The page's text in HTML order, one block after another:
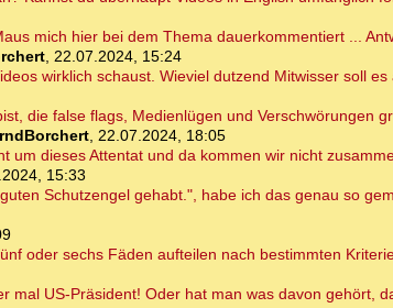
mich hier bei dem Thema dauerkommentiert ...
, 22.07.2024, 15:24
wirklich schaust. Wieviel dutzend Mitwisser soll
die false flags, Medienlügen und Verschwörungen
, 22.07.2024, 18:05
um dieses Attentat und da kommen wir nicht
15:33
Schutzengel gehabt.", habe ich das genau so
oder sechs Fäden aufteilen nach bestimmten
mal US-Präsident! Oder hat man was davon gehört,